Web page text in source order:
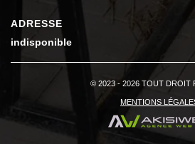
ADRESSE
indisponible
© 2023 - 2026 TOUT DROIT
MENTIONS